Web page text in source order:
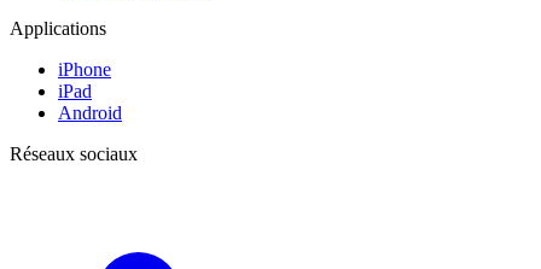
Applications
iPhone
iPad
Android
Réseaux sociaux